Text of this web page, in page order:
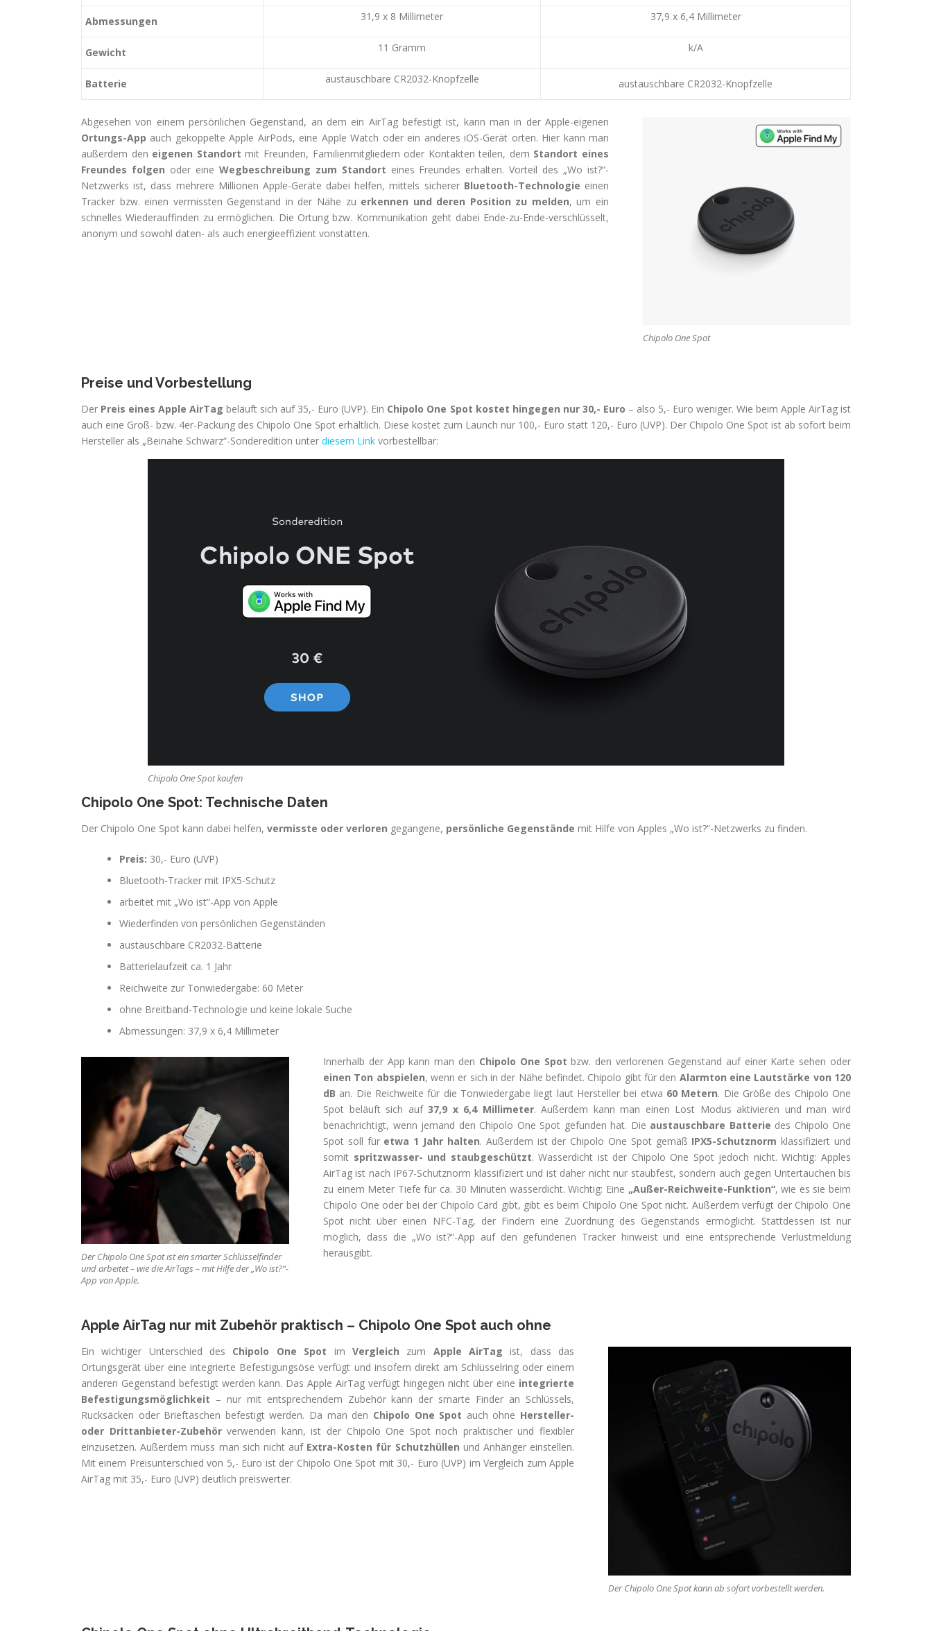
Abmessungen 31,9 x 8 Millimeter 37,9 x 6,4 Millimeter
Gewicht 11 Gramm k/A
Batterie austauschbare CR2032-Knopfzelle austauschbare CR2032-Knopfzelle
Chipolo One Spot
Abgesehen von einem persönlichen Gegenstand, an dem ein AirTag befestigt ist, kann man in der Apple-eigenen
Ortungs-App auch gekoppelte Apple AirPods, eine Apple Watch oder ein anderes iOS-Gerät orten. Hier kann man
außerdem den eigenen Standort mit Freunden, Familienmitgliedern oder Kontakten teilen, dem Standort eines
Freundes folgen oder eine Wegbeschreibung zum Standort eines Freundes erhalten. Vorteil des „Wo ist?“-
Netzwerks ist, dass mehrere Millionen Apple-Geräte dabei helfen, mittels sicherer Bluetooth-Technologie einen
Tracker bzw. einen vermissten Gegenstand in der Nähe zu erkennen und deren Position zu melden, um ein
schnelles Wiederauffinden zu ermöglichen. Die Ortung bzw. Kommunikation geht dabei Ende-zu-Ende-verschlüsselt,
anonym und sowohl daten- als auch energieeffizient vonstatten.
Preise und Vorbestellung
Der Preis eines Apple AirTag beläuft sich auf 35,- Euro (UVP). Ein Chipolo One Spot kostet hingegen nur 30,- Euro – also 5,- Euro weniger. Wie beim Apple AirTag ist
auch eine Groß- bzw. 4er-Packung des Chipolo One Spot erhältlich. Diese kostet zum Launch nur 100,- Euro statt 120,- Euro (UVP). Der Chipolo One Spot ist ab sofort beim
Hersteller als „Beinahe Schwarz“-Sonderedition unter diesem Link vorbestellbar:
Chipolo One Spot kaufen
Chipolo One Spot: Technische Daten
Der Chipolo One Spot kann dabei helfen, vermisste oder verloren gegangene, persönliche Gegenstände mit Hilfe von Apples „Wo ist?“-Netzwerks zu finden.
Preis: 30,- Euro (UVP)
Bluetooth-Tracker mit IPX5-Schutz
arbeitet mit „Wo ist“-App von Apple
Wiederfinden von persönlichen Gegenständen
austauschbare CR2032-Batterie
Batterielaufzeit ca. 1 Jahr
Reichweite zur Tonwiedergabe: 60 Meter
ohne Breitband-Technologie und keine lokale Suche
Abmessungen: 37,9 x 6,4 Millimeter
Der Chipolo One Spot ist ein smarter Schlüsselfinder
und arbeitet – wie die AirTags – mit Hilfe der „Wo ist?“-
App von Apple.
Innerhalb der App kann man den Chipolo One Spot bzw. den verlorenen Gegenstand auf einer Karte sehen oder
einen Ton abspielen, wenn er sich in der Nähe befindet. Chipolo gibt für den Alarmton eine Lautstärke von 120
dB an. Die Reichweite für die Tonwiedergabe liegt laut Hersteller bei etwa 60 Metern. Die Größe des Chipolo One
Spot beläuft sich auf37,9 x 6,4 Millimeter. Außerdem kann man einen Lost Modus aktivieren und man wird
benachrichtigt, wenn jemand den Chipolo One Spot gefunden hat. Die austauschbare Batterie des Chipolo One
Spot soll für etwa 1 Jahr halten. Außerdem ist der Chipolo One Spot gemäß IPX5-Schutznorm klassifiziert und
somit spritzwasser- und staubgeschützt. Wasserdicht ist der Chipolo One Spot jedoch nicht. Wichtig: Apples
AirTag ist nach IP67-Schutznorm klassifiziert und ist daher nicht nur staubfest, sondern auch gegen Untertauchen bis
zu einem Meter Tiefe für ca. 30 Minuten wasserdicht. Wichtig: Eine „Außer-Reichweite-Funktion“, wie es sie beim
Chipolo One oder bei der Chipolo Card gibt, gibt es beim Chipolo One Spot nicht. Außerdem verfügt der Chipolo One
Spot nicht über einen NFC-Tag, der Findern eine Zuordnung des Gegenstands ermöglicht. Stattdessen ist nur
möglich, dass die „Wo ist?“-App auf den gefundenen Tracker hinweist und eine entsprechende Verlustmeldung
herausgibt.
Apple AirTag nur mit Zubehör praktisch – Chipolo One Spot auch ohne
Der Chipolo One Spot kann ab sofort vorbestellt werden.
Ein wichtiger Unterschied des Chipolo One Spot im Vergleich zum Apple AirTag ist, dass das
Ortungsgerät über eine integrierte Befestigungsöse verfügt und insofern direkt am Schlüsselring oder einem
anderen Gegenstand befestigt werden kann. Das Apple AirTag verfügt hingegen nicht über eine integrierte
Befestigungsmöglichkeit – nur mit entsprechendem Zubehör kann der smarte Finder an Schlüssels,
Rucksäcken oder Brieftaschen befestigt werden. Da man den Chipolo One Spot auch ohne Hersteller-
oder Drittanbieter-Zubehörverwenden kann, ist der Chipolo One Spot noch praktischer und flexibler
einzusetzen. Außerdem muss man sich nicht auf Extra-Kosten für Schutzhüllen und Anhänger einstellen.
Mit einem Preisunterschied von 5,- Euro ist der Chipolo One Spot mit 30,- Euro (UVP) im Vergleich zum Apple
AirTag mit 35,- Euro (UVP) deutlich preiswerter.